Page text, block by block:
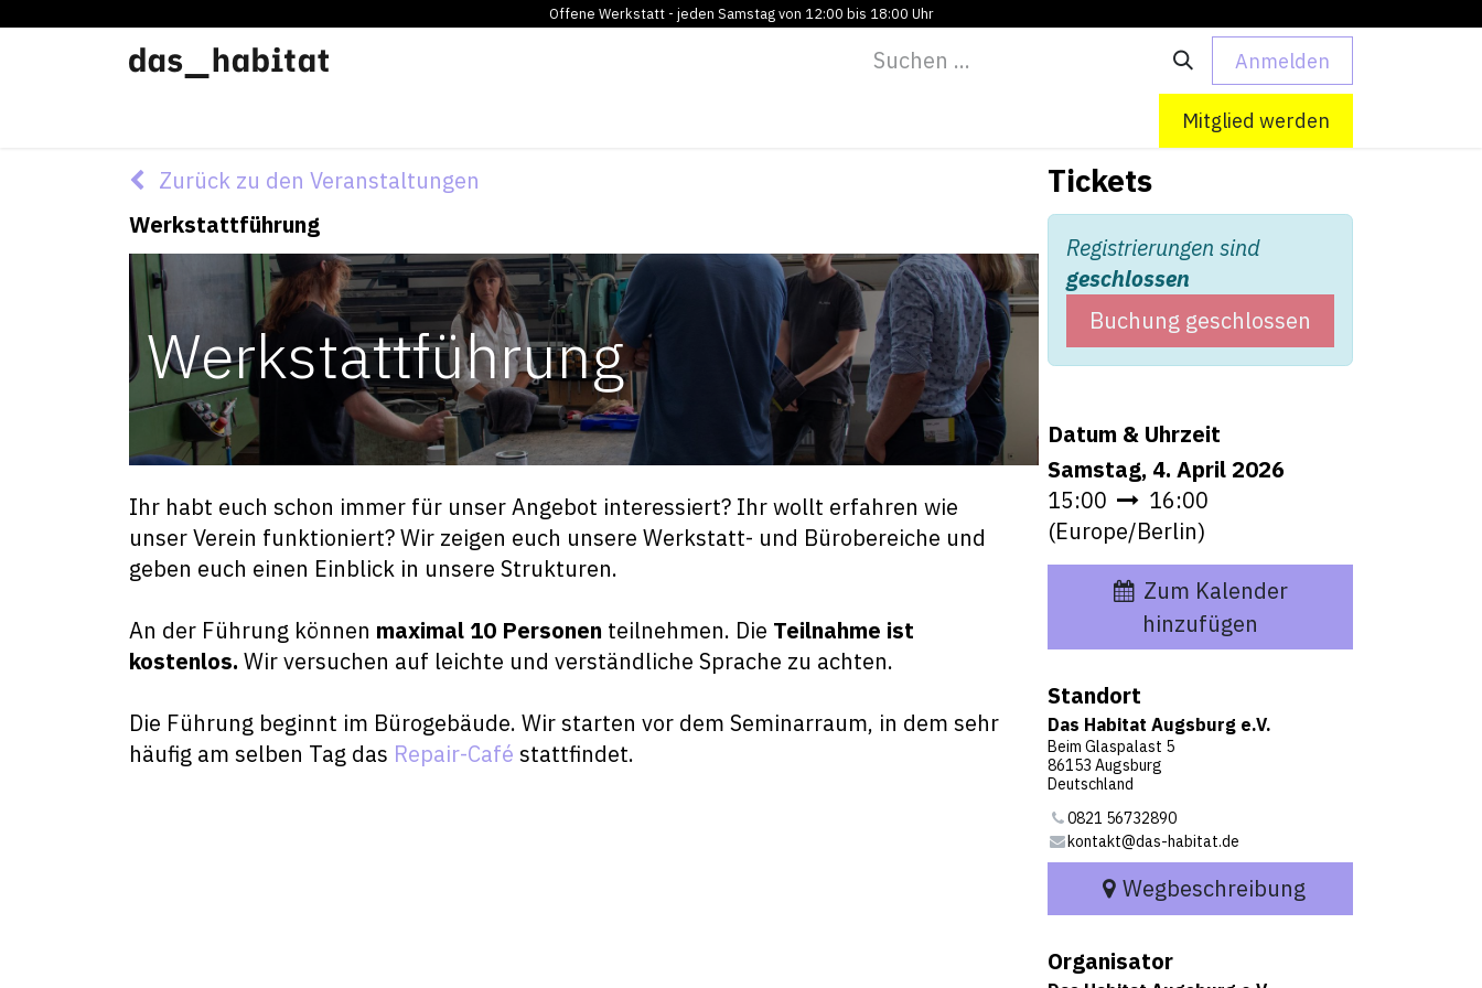
Offene Werkstatt - jeden Samstag von 12:00 bis 18:00 Uhr
Anmelden
Mitglied werden
Zurück zu den Veranstaltungen
Werkstattführung
Werkstattführung
Ihr habt euch schon immer für unser Angebot interessiert? Ihr wollt erfahren wie
unser Verein funktioniert? Wir zeigen euch unsere Werkstatt- und Bürobereiche und
geben euch einen Einblick in unsere Strukturen.
An der Führung können maximal 10 Personen teilnehmen. Die Teilnahme ist
kostenlos. Wir versuchen auf leichte und verständliche Sprache zu achten.
Die Führung beginnt im Bürogebäude. Wir starten vor dem Seminarraum, in dem sehr
häufig am selben Tag das Repair-Café stattfindet.
Tickets
Registrierungen sind
geschlossen
Buchung geschlossen
Datum & Uhrzeit
Samstag, 4. April 2026
15:00
16:00
(Europe/Berlin)
Zum Kalender
hinzufügen
Standort
Das Habitat Augsburg e.V.
Beim Glaspalast 5
86153 Augsburg
Deutschland
0821 56732890
kontakt@das-habitat.de
Wegbeschreibung
Organisator